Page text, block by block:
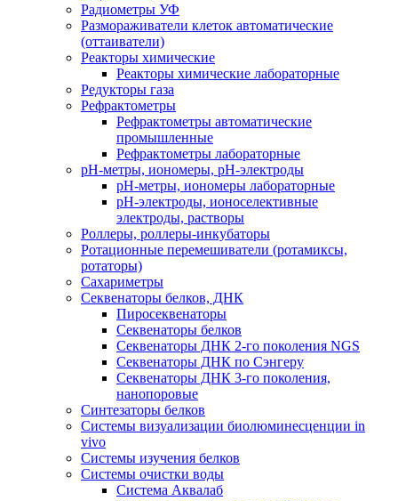
Радиометры УФ
Размораживатели клеток автоматические
(оттаиватели)
Реакторы химические
Реакторы химические лабораторные
Редукторы газа
Рефрактометры
Рефрактометры автоматические
промышленные
Рефрактометры лабораторные
рН-метры, иономеры, рН-электроды
рН-метры, иономеры лабораторные
рН-электроды, ионоселективные
электроды, растворы
Роллеры, роллеры-инкубаторы
Ротационные перемешиватели (ротамиксы,
ротаторы)
Сахариметры
Секвенаторы белков, ДНК
Пиросеквенаторы
Секвенаторы белков
Секвенаторы ДНК 2-го поколения NGS
Секвенаторы ДНК по Сэнгеру
Секвенаторы ДНК 3-го поколения,
нанопоровые
Синтезаторы белков
Системы визуализации биолюминесценции in
vivo
Системы изучения белков
Системы очистки воды
Система Аквалаб